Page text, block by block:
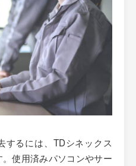
するには、TDシネックス
使用済みパソコンやサー